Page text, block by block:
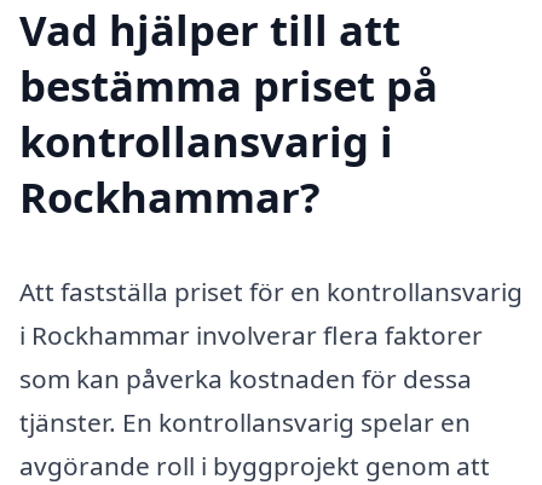
Vad hjälper till att
bestämma priset på
kontrollansvarig i
Rockhammar?
Att fastställa priset för en kontrollansvarig
i Rockhammar involverar flera faktorer
som kan påverka kostnaden för dessa
tjänster. En kontrollansvarig spelar en
avgörande roll i byggprojekt genom att